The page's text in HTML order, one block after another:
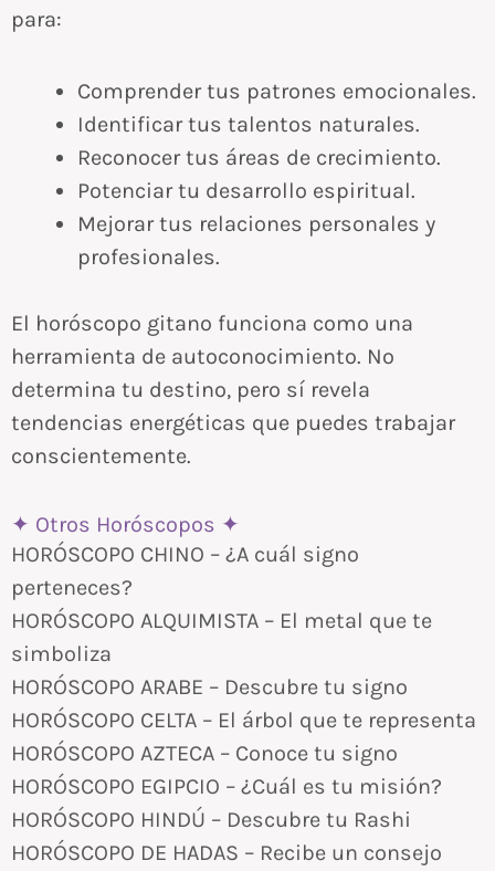
para:
Comprender tus patrones emocionales.
Identificar tus talentos naturales.
Reconocer tus áreas de crecimiento.
Potenciar tu desarrollo espiritual.
Mejorar tus relaciones personales y
profesionales.
El horóscopo gitano funciona como una
herramienta de autoconocimiento. No
determina tu destino, pero sí revela
tendencias energéticas que puedes trabajar
conscientemente.
✦ Otros Horóscopos ✦
HORÓSCOPO CHINO – ¿A cuál signo
perteneces?
HORÓSCOPO ALQUIMISTA – El metal que te
simboliza
HORÓSCOPO ARABE – Descubre tu signo
HORÓSCOPO CELTA – El árbol que te representa
HORÓSCOPO AZTECA – Conoce tu signo
HORÓSCOPO EGIPCIO – ¿Cuál es tu misión?
HORÓSCOPO HINDÚ – Descubre tu Rashi
HORÓSCOPO DE HADAS – Recibe un consejo